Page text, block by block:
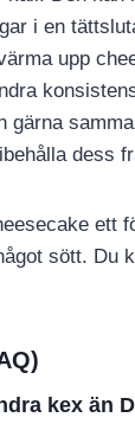
i en
upp
gärna
dess
ett
sött. Du
kex än